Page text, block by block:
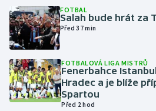
Házená
Jezdectví
Judo
Krasobruslení
FOTBAL
Salah bude hrát za
Před 37 min
FOTBALOVÁ LIGA MISTRŮ
Fenerbahce
Hradec a je blíže
Spartou
Před 2 hod